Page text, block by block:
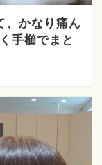
、かなり痛ん
手櫛でまと